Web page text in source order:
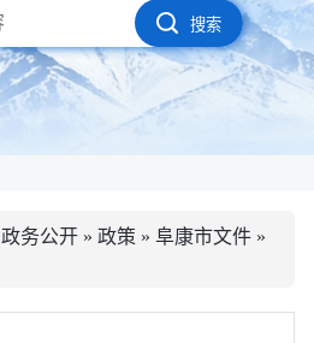
搜索
政务公开 » 政策 » 阜康市文件 »